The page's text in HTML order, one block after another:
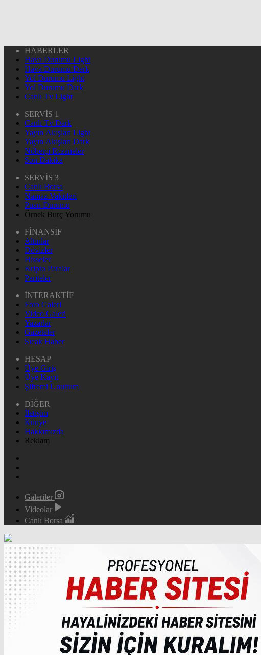
HABERLER
Hava Durumu Light
Hava Durumu Dark
Yol Durumu Light
Yol Durumu Dark
Canlı Tv Light
SERVİS 1
Canlı Tv Dark
Yayın Akışları Light
Yayın Akışları Dark
Nöbetçi Eczaneler
Son Dakika
SERVİS 3
Canlı Borsa
Namaz Vakitleri
Puan Durumu
Örnek Burç Yorumu
FİNANSİF
Altınlar
Dövizler
Hisseler
Kripto Paralar
Pariteler
İNTERAKTİF
Foto Galeri
Video Galeri
Yazarlar
Gazeteler
Sıcak Haber
HESAP
Üye Giriş
Üye Kayıt
Şifremi Unuttum
DİĞER
İletişim
Künye
Hakkımızda
Reklam
Galeriler
Videolar
Canlı Borsa